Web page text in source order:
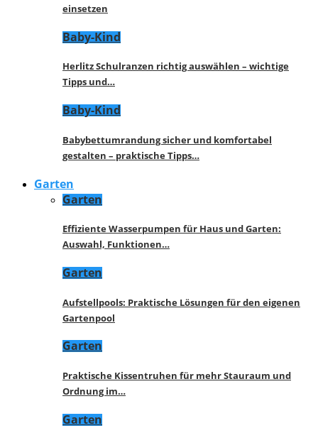
einsetzen
Baby-Kind
Herlitz Schulranzen richtig auswählen – wichtige
Tipps und…
Baby-Kind
Babybettumrandung sicher und komfortabel
gestalten – praktische Tipps…
Garten
Garten
Effiziente Wasserpumpen für Haus und Garten:
Auswahl, Funktionen…
Garten
Aufstellpools: Praktische Lösungen für den eigenen
Gartenpool
Garten
Praktische Kissentruhen für mehr Stauraum und
Ordnung im…
Garten